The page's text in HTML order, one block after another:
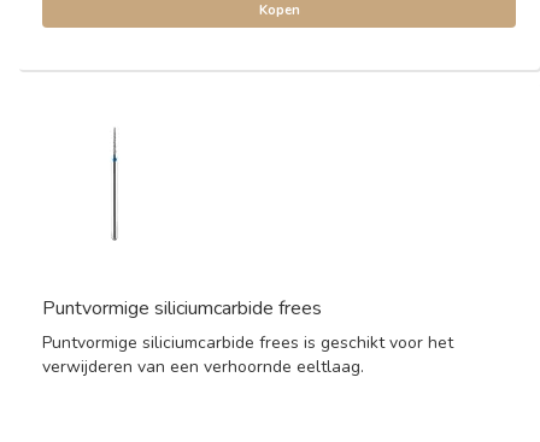
Kopen
Puntvormige siliciumcarbide frees
Puntvormige siliciumcarbide frees is geschikt voor het
verwijderen van een verhoornde eeltlaag.